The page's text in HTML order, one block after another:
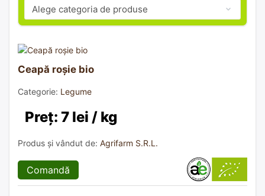
Ceapă roșie bio
Categorie: Legume
Preț: 7 lei / kg
Produs și vândut de: Agrifarm S.R.L.
Comandă